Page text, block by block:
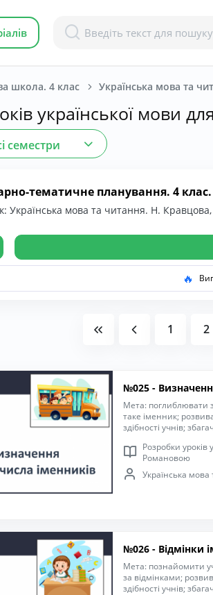
школа. 4 клас Українська мова та
української мови
семестри
тематичне планування. 4
Українська мова та читання. Н.
🔥
1 2
№025 -
Мета: поглиблювати
таке іменник;
здібності учнів;
іншими учасниками
операції й
правила оформлення
рідною мовою;
Розробки
Романовою
Українська
№026 - Відмінки
Мета: познайомити
за відмінками;
здібності учнів;